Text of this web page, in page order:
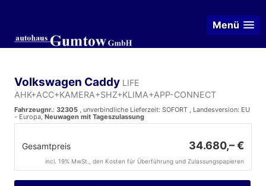
Menü
Volkswagen Caddy LIFE
AHK+ACC+KAMERA+SHZ+KLIMA+APP-CONNECT
Fahrzeugnr.: 32305 , unverbindliche Lieferzeit: SOFORT , Landesversion: EU
- Europa, Neuwagen mit Tageszulassung
Gesamtpreis 34.680,– €
incl. 19% MwSt., den Kosten für Überführung und Zulassungspapieren